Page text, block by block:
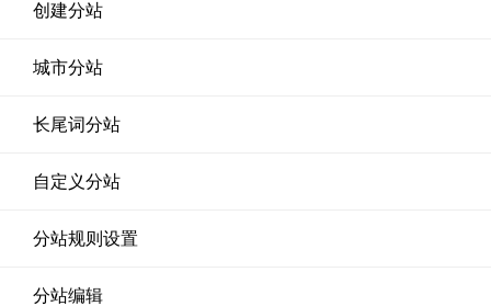
创建分站
城市分站
长尾词分站
自定义分站
分站规则设置
分站编辑